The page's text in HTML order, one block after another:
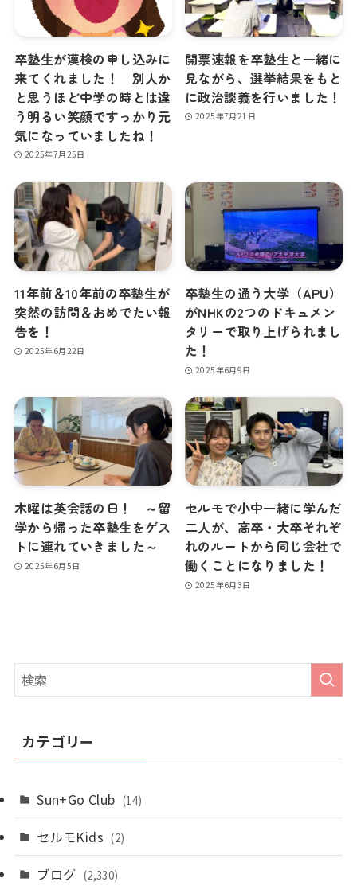
卒塾生が漢検の申し込みに
来てくれました！ 別人か
と思うほど中学の時とは違
う明るい笑顔ですっかり元
気になっていましたね！
2025年7月25日
開票速報を卒塾生と一緒に
見ながら、選挙結果をもと
に政治談義を行いました！
2025年7月21日
11年前＆10年前の卒塾生が
突然の訪問＆おめでたい報
告を！
2025年6月22日
卒塾生の通う大学（APU）
がNHKの2つのドキュメン
タリーで取り上げられまし
た！
2025年6月9日
木曜は英会話の日！ ～留
学から帰った卒塾生をゲス
トに連れていきました～
2025年6月5日
セルモで小中一緒に学んだ
二人が、高卒・大卒それぞ
れのルートから同じ会社で
働くことになりました！
2025年6月3日
カテゴリー
Sun+Go Club (14)
セルモKids (2)
ブログ (2,330)